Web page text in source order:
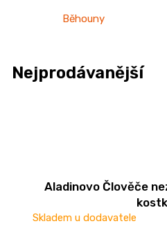
Běhouny
Nejprodávanější
Aladinovo Člověče
Skladem u dodavatele